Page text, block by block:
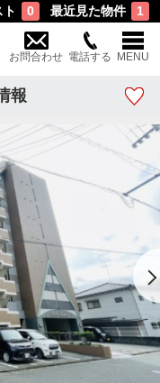
0 最近見た物件 1
お問合わせ 電話する MENU
報